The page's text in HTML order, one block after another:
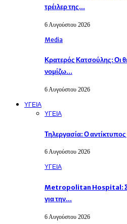
τρέιλερ της…
6 Αυγούστου 2026
Media
Κρατερός Κατσούλης: Οι
νομίζω…
6 Αυγούστου 2026
ΥΓΕΙΑ
ΥΓΕΙΑ
Τηλεργασία: Ο
6 Αυγούστου 2026
ΥΓΕΙΑ
Metropolitan Hospital:
για την…
6 Αυγούστου 2026